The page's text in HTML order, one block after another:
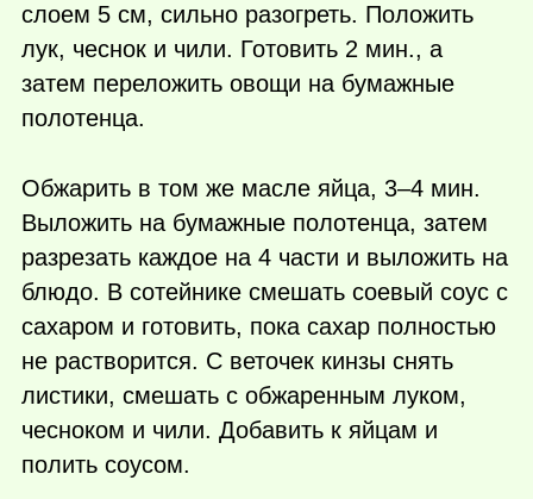
слоем 5 см, сильно разогреть. Положить
лук, чеснок и чили. Готовить 2 мин., а
затем переложить овощи на бумажные
полотенца.
Обжарить в том же масле яйца, 3–4 мин.
Выложить на бумажные полотенца, затем
разрезать каждое на 4 части и выложить на
блюдо. В сотейнике смешать соевый соус с
сахаром и готовить, пока сахар полностью
не растворится. С веточек кинзы снять
листики, смешать с обжаренным луком,
чесноком и чили. Добавить к яйцам и
полить соусом.